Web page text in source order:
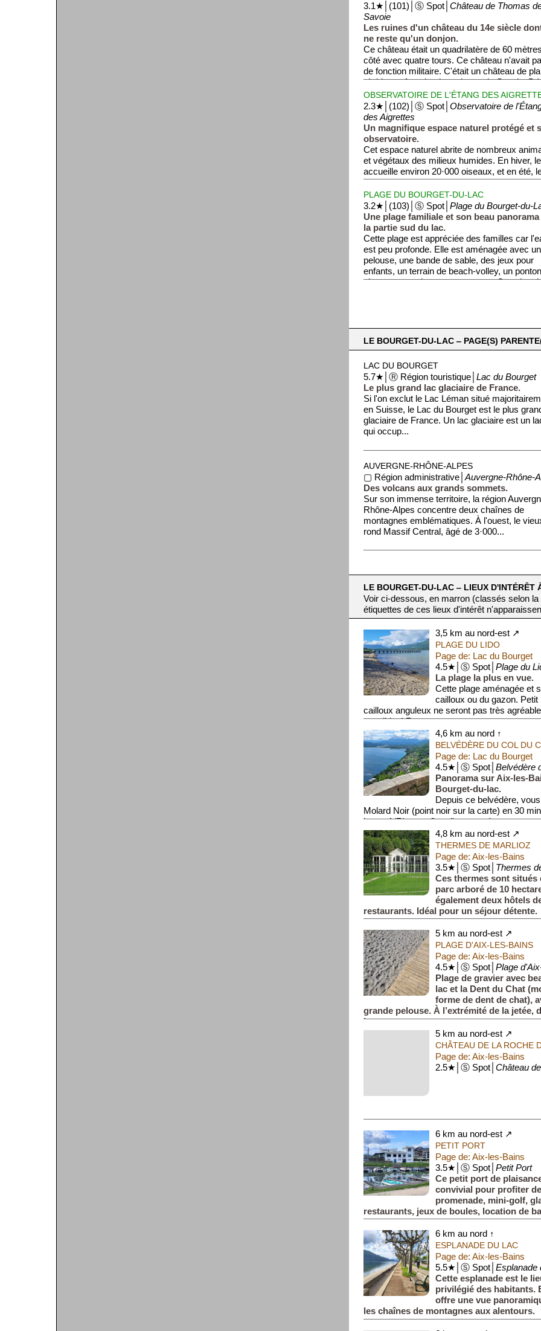
3.1★│(101)│Ⓢ Spot│Château de Thomas
Savoie
Les ruines d'un château du 14e siècle
ne reste qu'un donjon.
Ce château était un quadrilatère de 60
côté avec quatre tours. Ce château n'avait
de fonction militaire. C'était un château de
résidence favorite des princes de Savoie.
siècle par un incendie, il ne fut jamais
carrière de pierre.
OBSERVATOIRE DE L'ÉTANG DES
2.3★│(102)│Ⓢ Spot│Observatoire de
des Aigrettes
Un magnifique espace naturel protégé et
observatoire.
Cet espace naturel abrite de nombreux
et végétaux des milieux humides. En hiver,
accueille environ 20·000 oiseaux, et en été,
vie avec libellules, tortues, serpents et
l'observatoire, des panneaux explicatifs
les oiseaux présents. Depuis l'observatoire,
marais, les oiseaux, et le lac en arrière-plan.
PLAGE DU BOURGET-DU-LAC
3.2★│(103)│Ⓢ Spot│Plage du Bourget-du-
Une plage familiale et son beau
la partie sud du lac.
Cette plage est appréciée des familles car
est peu profonde. Elle est aménagée avec
pelouse, une bande de sable, des jeux pour
enfants, un terrain de beach-volley, un
nique, un snack, et un restaurant. Grand
LE BOURGET-DU-LAC ‒ PAGE(S)
LAC DU BOURGET
5.7★│Ⓡ Région touristique│Lac du Bourget
Le plus grand lac glaciaire de France.
Si l'on exclut le Lac Léman situé
en Suisse, le Lac du Bourget est le plus
glaciaire de France. Un lac glaciaire est un
qui occup...
AUVERGNE-RHÔNE-ALPES
▢ Région administrative│Auvergne-Rhône-
Des volcans aux grands sommets.
Sur son immense territoire, la région
Rhône-Alpes concentre deux chaînes de
montagnes emblématiques. À l'ouest, le
rond Massif Central, âgé de 3·000...
LE BOURGET-DU-LAC ‒ LIEUX D'INTÉRÊT
Voir ci-dessous, en marron (classés selon la
étiquettes de ces lieux d'intérêt
3,5 km au nord-est ↗
PLAGE DU LIDO
Page de: Lac du Bourget
4.5★│Ⓢ Spot│ Plage du
La plage la plus en vue.
Cette plage aménagée et
cailloux ou du gazon. Petit
cailloux anguleux ne seront pas très
sensibles! Restaur...
4,6 km au nord ↑
BELVÉDÈRE DU COL DU
Page de: Lac du Bourget
4.5★│Ⓢ Spot│ Belvédère
Panorama sur Aix-les-
Bourget-du-lac.
Depuis ce belvédère,
Molard Noir (point noir sur la carte) en 30
heure A/R) et profiter d'une vue à...
4,8 km au nord-est ↗
THERMES DE MARLIOZ
Page de: Aix-les-Bains
3.5★│Ⓢ Spot│ Thermes
Ces thermes sont situés
parc arboré de 10
également deux hôtels
restaurants. Idéal pour un séjour détente.
5 km au nord-est ↗
PLAGE D'AIX-LES-BAINS
Page de: Aix-les-Bains
4.5★│Ⓢ Spot│ Plage
Plage de gravier avec
lac et la Dent du Chat
forme de dent de chat),
grande pelouse. À l’extrémité de la jetée,
la ...
5 km au nord-est ↗
CHÂTEAU DE LA ROCHE
Page de: Aix-les-Bains
2.5★│Ⓢ Spot│ Château
6 km au nord-est ↗
PETIT PORT
Page de: Aix-les-Bains
3.5★│Ⓢ Spot│ Petit Port
Ce petit port de
convivial pour profiter
promenade, mini-golf,
restaurants, jeux de boules, location de
6 km au nord ↑
ESPLANADE DU LAC
Page de: Aix-les-Bains
5.5★│Ⓢ Spot│ Esplanade
Cette esplanade est le
privilégié des habitants.
offre une vue
les chaînes de montagnes aux alentours.